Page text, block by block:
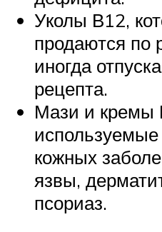
Уколы В12,
продаются по
иногда
рецепта.
Мази и кремы
кожных
язвы,
псориаз.